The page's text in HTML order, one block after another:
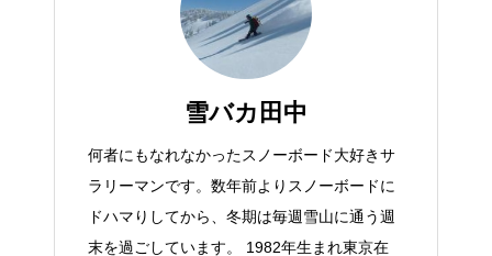
雪バカ田中
何者にもなれなかったスノーボード大好きサ
ラリーマンです。数年前よりスノーボードに
ドハマりしてから、冬期は毎週雪山に通う週
末を過ごしています。 1982年生まれ東京在